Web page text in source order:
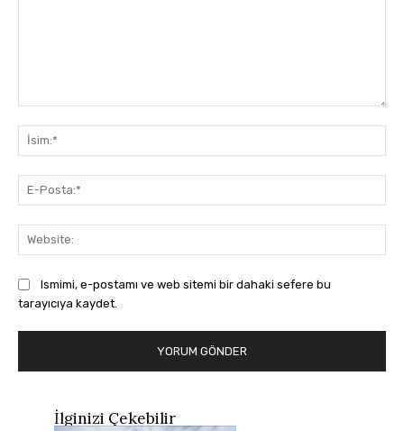
Ismimi, e-postamı ve web sitemi bir dahaki sefere bu
tarayıcıya kaydet.
İlginizi Çekebilir